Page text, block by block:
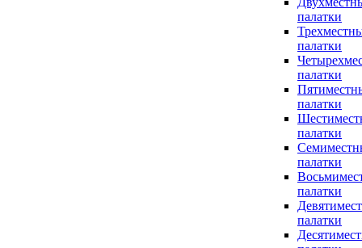
палатки
палатки
палатки
палатки
палатки
палатки
палатки
палатки